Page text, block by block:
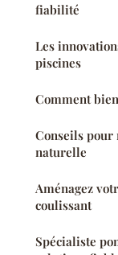
fiabilité
Les
piscines
Comment
Conseils pour
naturelle
Aménagez
coulissant
Spécialiste